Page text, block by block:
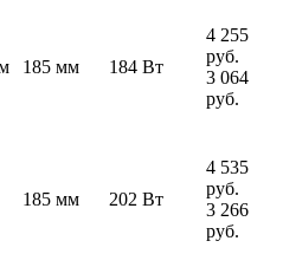
185 мм 184 Вт
4 255
руб.
3 064
руб.
185 мм 202 Вт
4 535
руб.
3 266
руб.